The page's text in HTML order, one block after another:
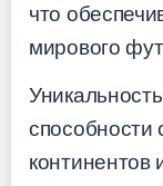
что
мирового
способности
континентов